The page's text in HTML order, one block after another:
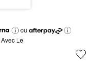
ou
Avec Le